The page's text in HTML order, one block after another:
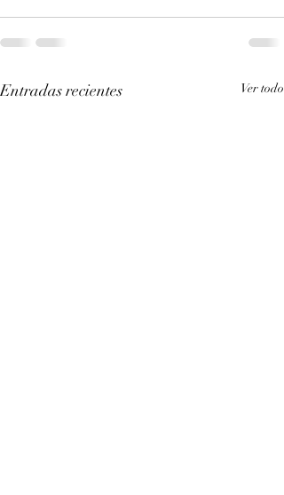
Entradas recientes Ver todo